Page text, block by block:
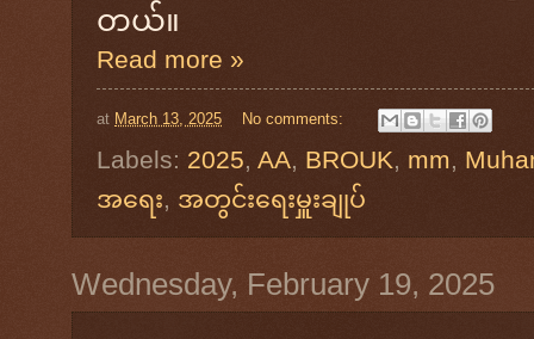
တယ်။
Read more »
at March 13, 2025 No comments:
Labels: 2025, AA, BROUK, mm,
အရေး, အတွင်းရေးမှူးချုပ်
Wednesday, February 19, 2025